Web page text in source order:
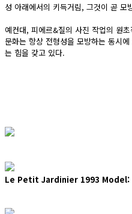
성 아래에서의 키득거림, 그것이 곧 모
예컨대, 피에르&질의 사진 작업의 원
문화는 항상 전형성을 모방하는 동시
는 힘을 갖고 있다.
Le Petit Jardinier 1993 Model: